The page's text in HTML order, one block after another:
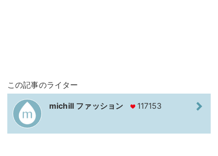
この記事のライター
michill ファッション 117153